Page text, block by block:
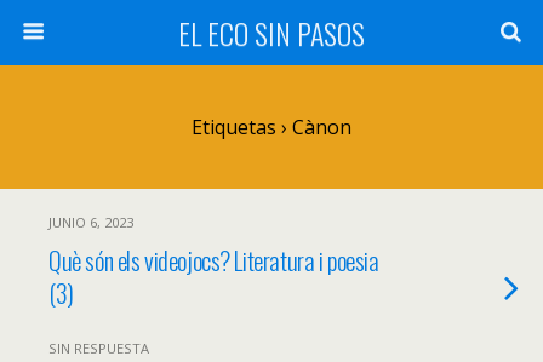
EL ECO SIN PASOS
Etiquetas › Cànon
JUNIO 6, 2023
Què són els videojocs? Literatura i poesia
(3)
SIN RESPUESTA